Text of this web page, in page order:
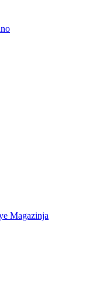
Magazinja